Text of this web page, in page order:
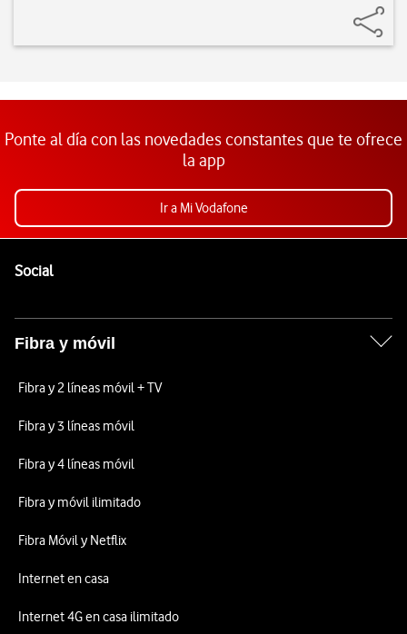
Ponte al día con las novedades constantes que te ofrece
la app
Ir a Mi Vodafone
SocialEnlaces a las redes sociales de Vodafone
Fibra y móvil
Fibra y 2 líneas móvil + TV
Fibra y 3 líneas móvil
Fibra y 4 líneas móvil
Fibra y móvil ilimitado
Fibra Móvil y Netflix
Internet en casa
Internet 4G en casa ilimitado